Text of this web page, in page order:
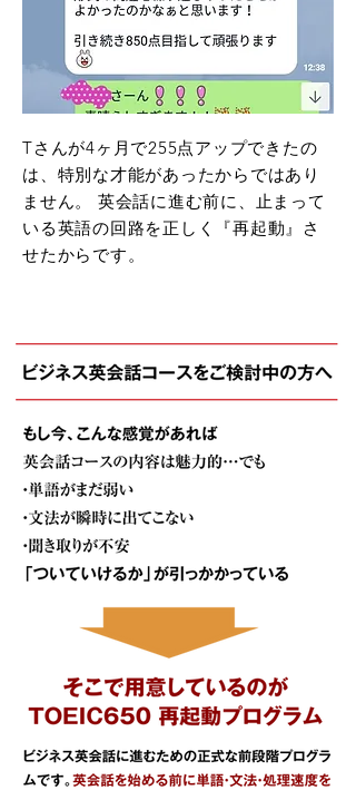
Tさんが4ヶ月で255点アップできたの
は、特別な才能があったからではあり
ません。 英会話に進む前に、止まって
いる英語の回路を正しく『再起動』さ
せたからです。